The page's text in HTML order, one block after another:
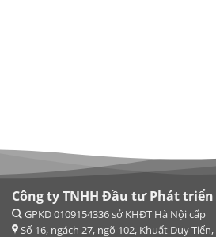
Công ty TNHH Đầu tư Phát